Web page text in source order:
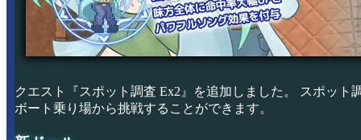
クエスト『スポット調査 Ex2』を追加しました。 スポット
ボート乗り場から挑戦することができます。